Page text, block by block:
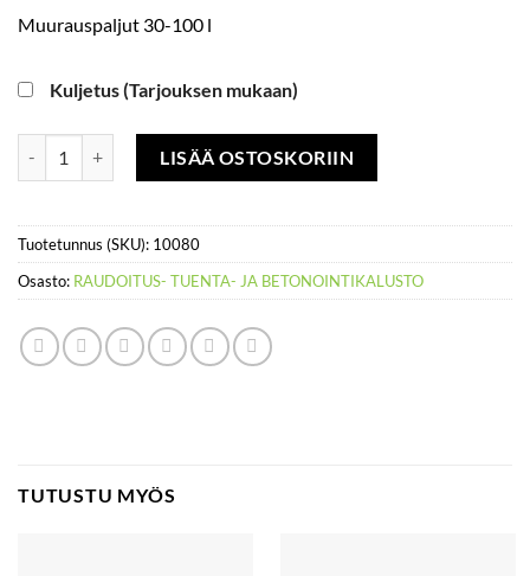
Muurauspaljut 30-100 l
Kuljetus (Tarjouksen mukaan)
Muurauspalju, 30-100 l määräLISÄÄ OSTOSKORIIN
Tuotetunnus (SKU): 10080
Osasto: RAUDOITUS- TUENTA- JA BETONOINTIKALUSTO
TUTUSTU MYÖS